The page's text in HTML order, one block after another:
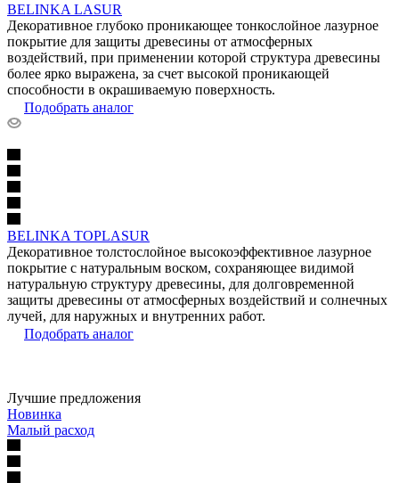
BELINKA LASUR
Декоративное глубоко проникающее тонкослойное лазурное
покрытие для защиты древесины от атмосферных
воздействий, при применении которой структура древесины
более ярко выражена, за счет высокой проникающей
способности в окрашиваемую поверхность.
Подобрать аналог
BELINKA TOPLASUR
Декоративное толстослойное высокоэффективное лазурное
покрытие с натуральным воском, сохраняющее видимой
натуральную структуру древесины, для долговременной
защиты древесины от атмосферных воздействий и солнечных
лучей, для наружных и внутренних работ.
Подобрать аналог
Лучшие предложения
Новинка
Малый расход